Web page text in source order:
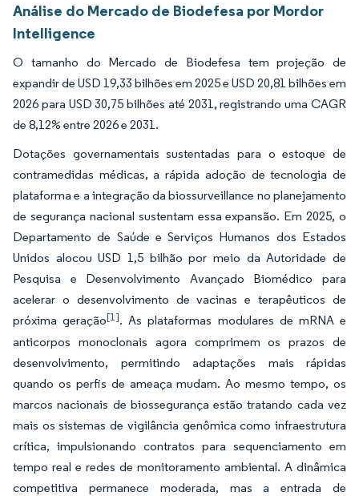
Análise do Mercado de Biodefesa por Mordor
Intelligence
O tamanho do Mercado de Biodefesa tem projeção de
expandir de USD 19,33 bilhões em 2025 e USD 20,81 bilhões em
2026 para USD 30,75 bilhões até 2031, registrando uma CAGR
de 8,12% entre 2026 e 2031.
Dotações governamentais sustentadas para o estoque de
contramedidas médicas, a rápida adoção de tecnologia de
plataforma e a integração da biossurveillance no planejamento
de segurança nacional sustentam essa expansão. Em 2025, o
Departamento de Saúde e Serviços Humanos dos Estados
Unidos alocou USD 1,5 bilhão por meio da Autoridade de
Pesquisa e Desenvolvimento Avançado Biomédico para
acelerar o desenvolvimento de vacinas e terapêuticos de
próxima geração[1]. As plataformas modulares de mRNA e
anticorpos monoclonais agora comprimem os prazos de
desenvolvimento, permitindo adaptações mais rápidas
quando os perfis de ameaça mudam. Ao mesmo tempo, os
marcos nacionais de biossegurança estão tratando cada vez
mais os sistemas de vigilância genômica como infraestrutura
crítica, impulsionando contratos para sequenciamento em
tempo real e redes de monitoramento ambiental. A dinâmica
competitiva permanece moderada, mas a entrada de